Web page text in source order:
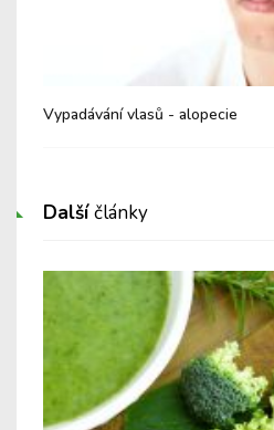
Vypadávání vlasů - alopecie
Dalšíčlánky